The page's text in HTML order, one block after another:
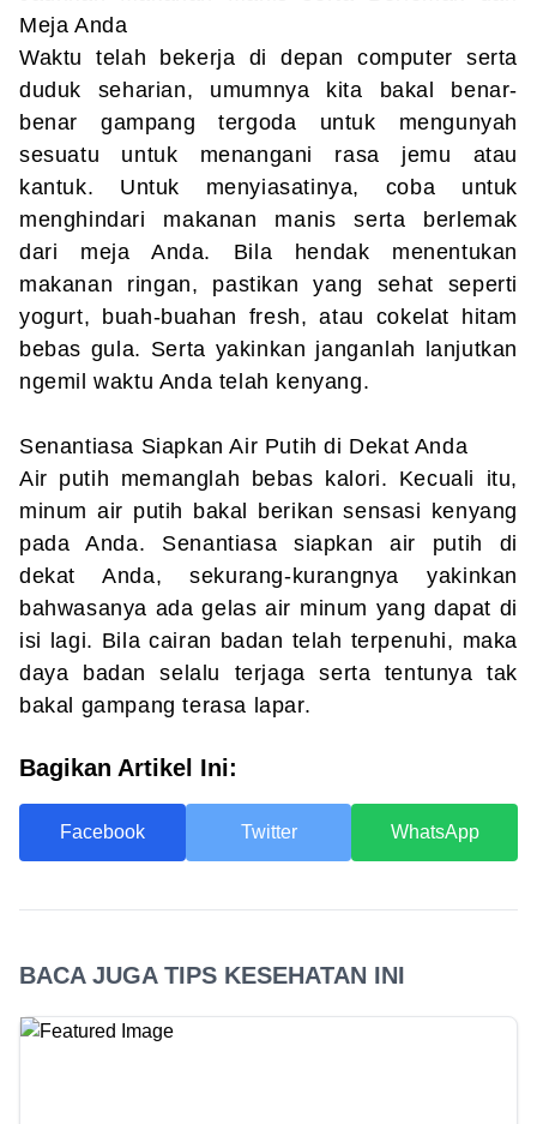
Meja Anda
Waktu telah bekerja di depan computer serta
duduk seharian, umumnya kita bakal benar-
benar gampang tergoda untuk mengunyah
sesuatu untuk menangani rasa jemu atau
kantuk. Untuk menyiasatinya, coba untuk
menghindari makanan manis serta berlemak
dari meja Anda. Bila hendak menentukan
makanan ringan, pastikan yang sehat seperti
yogurt, buah-buahan fresh, atau cokelat hitam
bebas gula. Serta yakinkan janganlah lanjutkan
ngemil waktu Anda telah kenyang.
Senantiasa Siapkan Air Putih di Dekat Anda
Air putih memanglah bebas kalori. Kecuali itu,
minum air putih bakal berikan sensasi kenyang
pada Anda. Senantiasa siapkan air putih di
dekat Anda, sekurang-kurangnya yakinkan
bahwasanya ada gelas air minum yang dapat di
isi lagi. Bila cairan badan telah terpenuhi, maka
daya badan selalu terjaga serta tentunya tak
bakal gampang terasa lapar.
Bagikan Artikel Ini:
Facebook Twitter WhatsApp
BACA JUGA TIPS KESEHATAN INI